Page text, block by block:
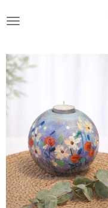
direct
de
hoofdinhoud